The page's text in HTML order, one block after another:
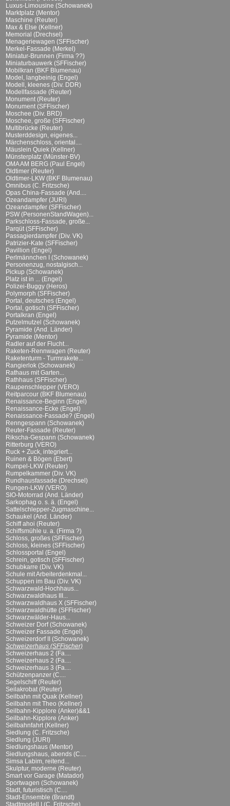
Luxus-Limousine (Schowanek)
Marktplatz (Mentor)
Maschine (Reuter)
Max & Else (Kellner)
Memorial (Drechsel)
Menageriewagen (SFFischer)
Merkel-Fassade (Merkel)
Miniatur-Brunnen (Firma ??)
Miniaturbauwerk (SFFischer)
Mobilkran (BKF Blumenau)
Model, langbeinig (Engel)
Modell, kleenes (Div. DDR)
Modellfassade (Reuter)
Monument (Reuter)
Monument (SFFischer)
Moschee (Div. BRD)
Moschee, große (SFFischer)
Multibrücke (Reuter)
Musterddesign, eigenes...
Märchenschloss, oriental....
Mäuslein Quiek (Kellner)
Münsterplatz (Münster-BV)
OMA AM BERG (Paul Engel)
Oldtimer (Reuter)
Oldtimer-LKW (BKF Blumenau)
Omnibus (C. Fritzsche)
Opas China-Fassade (And....
Ozeandampfer (JURI)
Ozeandampfer (SFFischer)
PSW (PersonenStandWagen)...
Parkschloss-Fassade, große...
Parqüt (SFFischer)
Passagierdampfer (Div. VK)
Patrizier-Kate (SFFischer)
Pavillion (Engel)
Perlmännchen I (Schowanek)
Personenzug, nostalgisch...
Pickup (Schowanek)
Platz ist in ... (Engel)
Polizei-Buggy (Heros)
Polymorph (SFFischer)
Portal, deutsches (Engel)
Portal, gotisch (SFFischer)
Portalkran (Engel)
Putzelmutzel (Schowanek)
Pyramide (And. Länder)
Pyramide (Mentor)
Radler auf der Flucht...
Raketen-Rennwagen (Reuter)
Raketenturm - Turmrakete...
Rangierlok (Schowanek)
Rathaus mit Garten...
Rathhaus (SFFischer)
Raupenschlepper (VERO)
Reitparcour (BKF Blumenau)
Renaissance-Beginn (Engel)
Renaissance-Ecke (Engel)
Renaissance-Fassade? (Engel)
Renngespann (Schowanek)
Reuter-Fassade (Reuter)
Rikscha-Gespann (Schowanek)
Ritterburg (VERO)
Ruck + Zuck, integriert...
Ruinen & Bögen (Ebert)
Rumpel-LKW (Reuter)
Rumpelkammer (Div. VK)
Rundhausfassade (Drechsel)
Rungen-LKW (VERO)
SIO-Motorrad (And. Länder)
Sarkophag o. s. ä. (Engel)
Sattelschlepper-Zugmaschine...
Schaukel (And. Länder)
Schiff ahoi (Reuter)
Schiffsmühle u. a. (Firma ?)
Schloss, großes (SFFischer)
Schloss, kleines (SFFischer)
Schlossportal (Engel)
Schrein, gotisch (SFFischer)
Schubkarre (Div. VK)
Schule mit Arbeiterdenkmal...
Schuppen im Bau (Div. VK)
Schwarzwald-Hochhaus...
Schwarzwaldhaus III...
Schwarzwaldhaus X (SFFischer)
Schwarzwaldhütte (SFFischer)
Schwarzwälder-Haus...
Schweizer Dorf (Schowanek)
Schweizer Fassade (Engel)
Schweizerdorf II (Schowanek)
Schweizerhaus (SFFischer)
Schweizerhaus 2 (Fa....
Schweizerhaus 2 (Fa....
Schweizerhaus 3 (Fa....
Schützenpanzer (C....
Segelschiff (Reuter)
Seilakrobat (Reuter)
Seilbahn mit Quak (Kellner)
Seilbahn mit Theo (Kellner)
Seilbahn-Kipplore (Anker)&&1
Seilbahn-Kipplore (Anker)
Seilbahnfahrt (Kellner)
Siedlung (C. Fritzsche)
Siedlung (JURI)
Siedlungshaus (Mentor)
Siedlungshaus, abends (C....
Simsa Labim, reitend...
Skulptur, moderne (Reuter)
Smart vor Garage (Matador)
Sportwagen (Schowanek)
Stadt, futuristisch (C....
Stadt-Ensemble (Brandt)
Stadtmodell I (C. Fritzsche)